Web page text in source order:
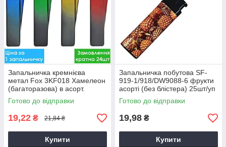
Запальничка кремнієва
метал Fox 3KF018 Хамелеон
(багаторазова) в асорт.
Готово до відправки
19,22 ₴ 21,84 ₴
Купити
Запальничка побутова SF-
919-1/918/DW9088-6 фрукти
асорті (без блістера) 25шт/уп
Готово до відправки
19,98 ₴
Купити